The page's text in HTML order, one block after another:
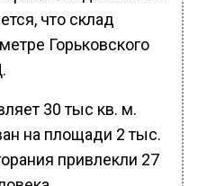
что склад
Горьковского
30 тыс кв. м.
на площади 2 тыс.
привлекли 27